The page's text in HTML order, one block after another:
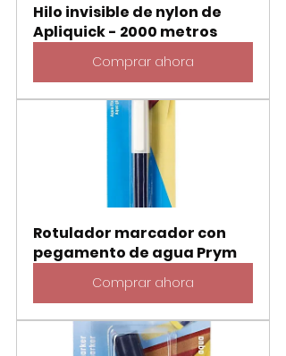
Hilo invisible de nylon de
Apliquick - 2000 metros
Comprar ahora
Rotulador marcador con
pegamento de agua Prym
Comprar ahora